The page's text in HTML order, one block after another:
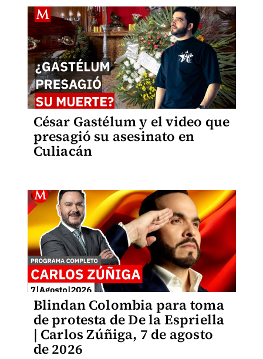
César Gastélum y el video que
presagió su asesinato en
Culiacán
Blindan Colombia para toma
de protesta de De la Espriella
| Carlos Zúñiga, 7 de agosto
de 2026